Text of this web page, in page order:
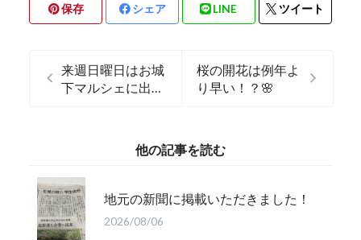
保存 シェア LINE ツイート
来週日曜日はお城
下マルシェに出店
桜の開花は例年よ
り早い！？🌸
他の記事を読む
地元の新聞に掲載いただきました！
2026/08/06